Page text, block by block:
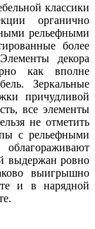
классики
органично
рельефными
более
декора
как вполне
Зеркальные
причудливой
все элементы
не отметить
с рельефными
выдержан ровно
выигрышно
и в нарядной